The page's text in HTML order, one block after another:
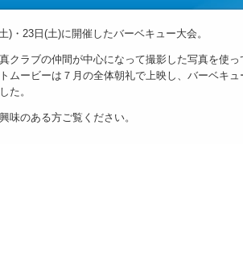
)・23日(土)に開催したバーベキュー大会。
クラブの仲間が中心になって撮影した写真を使
ムービーは７月の全体朝礼で上映し、バーベキ
た。
味のある方ご覧ください。